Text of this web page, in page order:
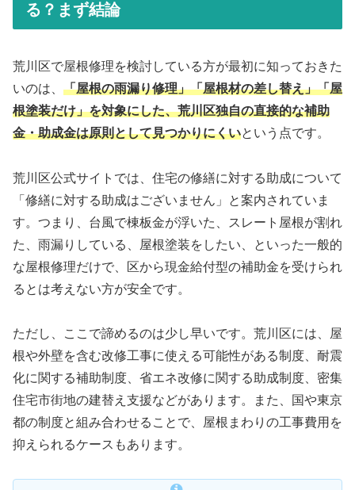
る？まず結論
荒川区で屋根修理を検討している方が最初に知っておきた
いのは、 「屋根の雨漏り修理」「屋根材の差し替え」「屋
根塗装だけ」を対象にした、荒川区独自の直接的な補助
金・助成金は原則として見つかりにくいという点です。
荒川区公式サイトでは、住宅の修繕に対する助成について
「修繕に対する助成はございません」と案内されていま
す。つまり、台風で棟板金が浮いた、スレート屋根が割れ
た、雨漏りしている、屋根塗装をしたい、といった一般的
な屋根修理だけで、区から現金給付型の補助金を受けられ
るとは考えない方が安全です。
ただし、ここで諦めるのは少し早いです。荒川区には、屋
根や外壁を含む改修工事に使える可能性がある制度、耐震
化に関する補助制度、省エネ改修に関する助成制度、密集
住宅市街地の建替え支援などがあります。また、国や東京
都の制度と組み合わせることで、屋根まわりの工事費用を
抑えられるケースもあります。